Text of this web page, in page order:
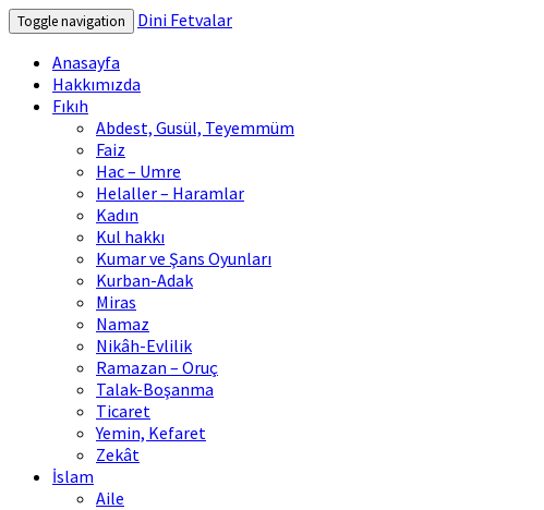
Toggle navigation
Dini Fetvalar
Anasayfa
Hakkımızda
Fıkıh
Abdest, Gusül, Teyemmüm
Faiz
Hac – Umre
Helaller – Haramlar
Kadın
Kul hakkı
Kumar ve Şans Oyunları
Kurban-Adak
Miras
Namaz
Nikâh-Evlilik
Ramazan – Oruç
Talak-Boşanma
Ticaret
Yemin, Kefaret
Zekât
İslam
Aile